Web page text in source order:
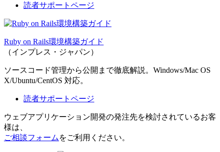
読者サポートページ
Ruby on Rails環境構築ガイド
（インプレス・ジャパン）
ソースコード管理から公開まで徹底解説。Windows/Mac OS
X/Ubuntu/CentOS 対応。
読者サポートページ
ウェブアプリケーション開発の発注先を検討されているお客
様は、
ご相談フォーム をご利用ください。